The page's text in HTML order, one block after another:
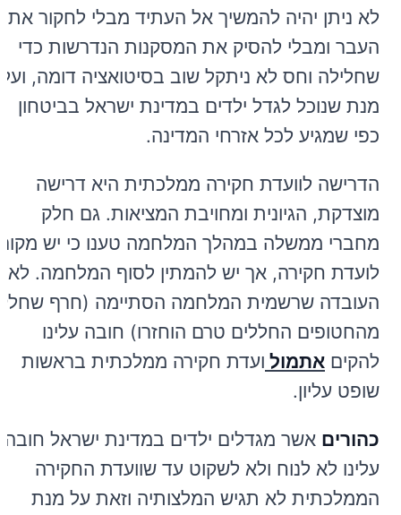
לא ניתן יהיה להמשיך אל העתיד מבלי לחקור את
העבר ומבלי להסיק את המסקנות הנדרשות כדי
שחלילה וחס לא ניתקל שוב בסיטואציה דומה, ועל
מנת שנוכל לגדל ילדים במדינת ישראל בביטחון
כפי שמגיע לכל אזרחי המדינה.
הדרישה לוועדת חקירה ממלכתית היא דרישה
מוצדקת, הגיונית ומחויבת המציאות. גם חלק
מחברי ממשלה במהלך המלחמה טענו כי יש
לועדת חקירה, אך יש להמתין לסוף המלחמה.
העובדה שרשמית המלחמה הסתיימה (חרף
מהחטופים החללים טרם הוחזרו) חובה עלינו
להקים אתמול ועדת חקירה ממלכתית בראשות
שופט עליון.
כהורים אשר מגדלים ילדים במדינת ישראל חובה
עלינו לא לנוח ולא לשקוט עד שוועדת החקירה
הממלכתית לא תגיש המלצותיה וזאת על מנת